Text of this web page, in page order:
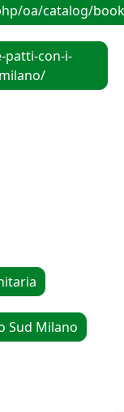
oa/catalog/
patti-con-i-
Sud Milano